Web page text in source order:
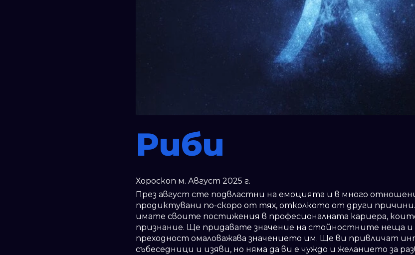
Риби
Хороскоп м. Август 2025 г.
През август сте подвластни на емоцията и в много
продиктувани по-скоро от тях, отколкото от други
имате своите постижения в професионалната кариера,
признание. Ще придавате значение на стойностните неща и
преходност омаловажава значението им. Ще ви привличат
събеседници и изяви, но няма да ви е чуждо и желанието за